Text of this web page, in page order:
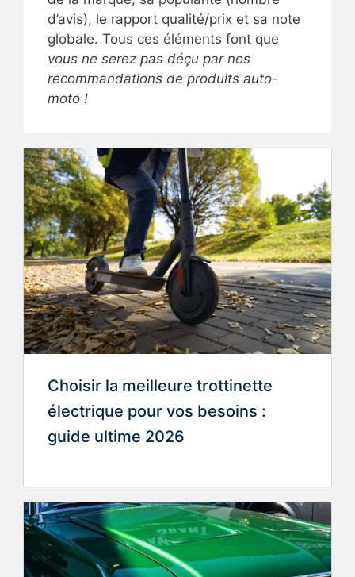
d’avis), le rapport qualité/prix et sa note
globale. Tous ces éléments font que
vous ne serez pas déçu par nos
recommandations de produits auto-
moto !
Choisir la meilleure trottinette
électrique pour vos besoins :
guide ultime 2026